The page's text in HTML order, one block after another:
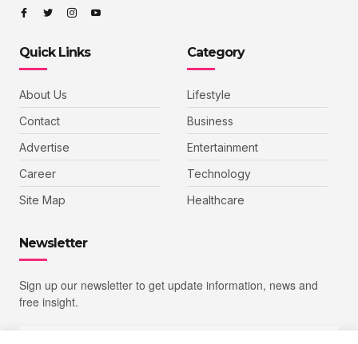
Quick Links
About Us
Contact
Advertise
Career
Site Map
Category
Lifestyle
Business
Entertainment
Technology
Healthcare
Newsletter
Sign up our newsletter to get update information, news and
free insight.